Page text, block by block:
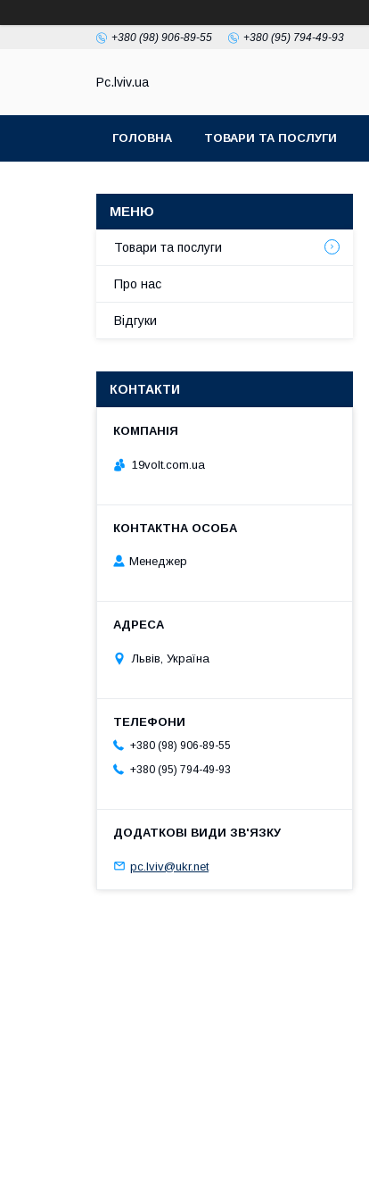
+380 (98) 906-89-55 +380 (95) 794-49-93
Pc.lviv.ua
ГОЛОВНА ТОВАРИ ТА ПОСЛУГИ
Товари та послуги
Про нас
Відгуки
КОНТАКТИ
19volt.com.ua
Менеджер
Львів, Україна
+380 (98) 906-89-55
+380 (95) 794-49-93
pc.lviv@ukr.net